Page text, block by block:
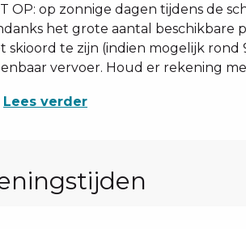
OP: op zonnige dagen tijdens de
het grote aantal beschikbare
skioord te zijn (indien mogelijk
vervoer. Houd er rekening
Lees verder